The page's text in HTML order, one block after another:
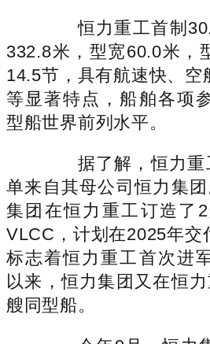
恒力重工首制
332.8米，型宽60.0米，
14.5节，具有航速快、空
等显著特点，船舶各项
型船世界前列水平。
据了解，恒力重
单来自其母公司恒力集
集团在恒力重工订造了
VLCC，计划在2025年交
标志着恒力重工首次进
以来，恒力集团又在恒
艘同型船。